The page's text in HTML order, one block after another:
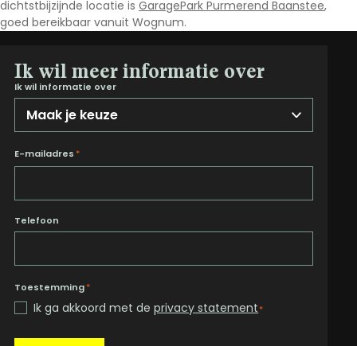
dichtstbijzijnde locatie is GaragePark Purmerend Baanstee,
goed bereikbaar vanuit Wognum.
Ik wil meer informatie over
Ik wil informatie over
E-mailadres *
Telefoon
Toestemming*
Ik ga akkoord met deprivacy statement*